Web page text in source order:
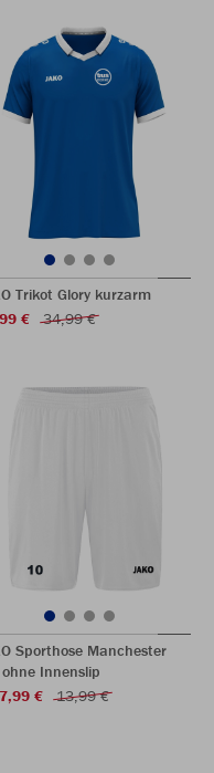
Trikot Glory kurzarm
€
34,99 €
Sporthose Manchester
Innenslip
€
13,99 €